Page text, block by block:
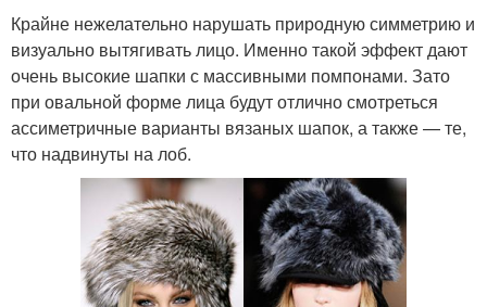
Крайне нежелательно нарушать природную симметрию и
визуально вытягивать лицо. Именно такой эффект дают
очень высокие шапки с массивными помпонами. Зато
при овальной форме лица будут отлично смотреться
ассиметричные варианты вязаных шапок, а также — те,
что надвинуты на лоб.